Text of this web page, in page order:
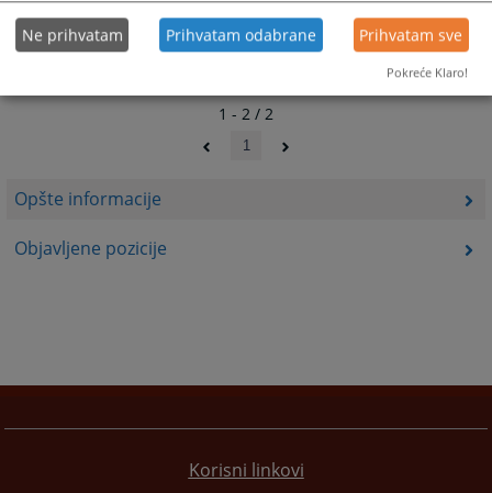
Opšte informacije
Objavljene pozicije
1 - 2 / 2
1
Korisni linkovi
Ne prihvatam Prihvatam odabrane Prihvatam sve
Pokreće Klaro!